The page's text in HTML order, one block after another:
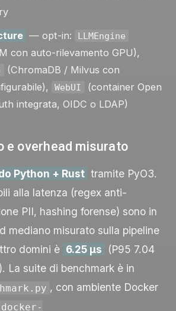
— opt-in: LLMEngine
con auto-rilevamento GPU),
(ChromaDB / Milvus con
WebUI
(container Open
integrata, OIDC o LDAP)
e overhead misurato
Python + Rust tramite PyO3.
alla latenza (regex anti-
PII, hashing forense) sono in
mediano misurato sulla pipeline
domini è 6.25 µs
(P95 7.04
La suite di benchmark è in
, con ambiente Docker
docker-